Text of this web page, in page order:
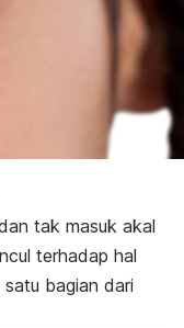
tak masuk akal
terhadap hal
bagian dari